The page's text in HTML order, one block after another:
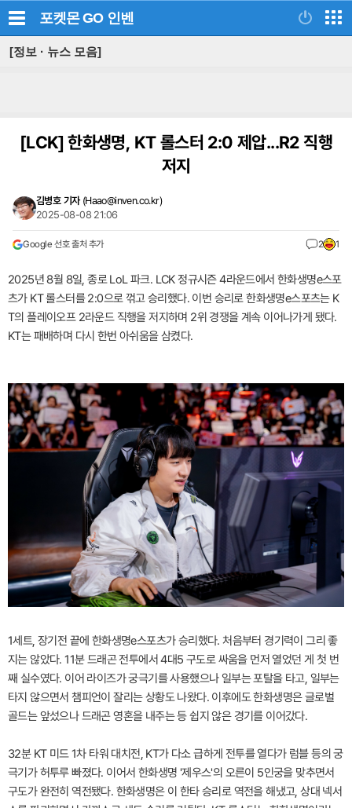
포켓몬 GO 인벤
[정보 · 뉴스 모음]
[LCK]한화생명, KT 롤스터 2:0 제압...R2 직행
저지
김병호 기자 (Haao@inven.co.kr)
2025-08-08 21:06
Google 선호 출처 추가 2 1
2025년 8월 8일, 종로 LoL 파크. LCK 정규시즌 4라운드에서 한화생명e스포
츠가 KT 롤스터를 2:0으로 꺾고 승리했다. 이번 승리로 한화생명e스포츠는 K
T의 플레이오프 2라운드 직행을 저지하며 2위 경쟁을 계속 이어나가게 됐다.
KT는 패배하며 다시 한번 아쉬움을 삼켰다.
1세트, 장기전 끝에 한화생명e스포츠가 승리했다. 처음부터 경기력이 그리 좋
지는 않았다. 11분 드래곤 전투에서 4대5 구도로 싸움을 먼저 열었던 게 첫 번
째 실수였다. 이어 라이즈가 궁극기를 사용했으나 일부는 포탈을 타고, 일부는
타지 않으면서 챔피언이 잘리는 상황도 나왔다. 이후에도 한화생명은 글로벌
골드는 앞섰으나 드래곤 영혼을 내주는 등 쉽지 않은 경기를 이어갔다.
32분 KT 미드 1차 타워 대치전, KT가 다소 급하게 전투를 열다가 럼블 등의 궁
극기가 허투루 빠졌다. 이어서 한화생명 '제우스'의 오른이 5인궁을 맞추면서
구도가 완전히 역전됐다. 한화생명은 이 한타 승리로 역전을 해냈고, 상대 넥서